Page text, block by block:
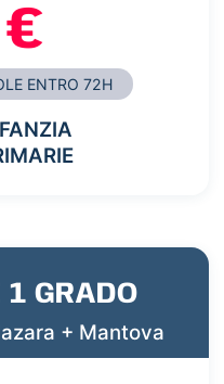
ENTRO 72H
GRADO
+ Mantova